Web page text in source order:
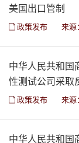
美国出口管制
政策发布 来源
中华人民共和国
性测试公司采取
政策发布 来源
中华人民共和国